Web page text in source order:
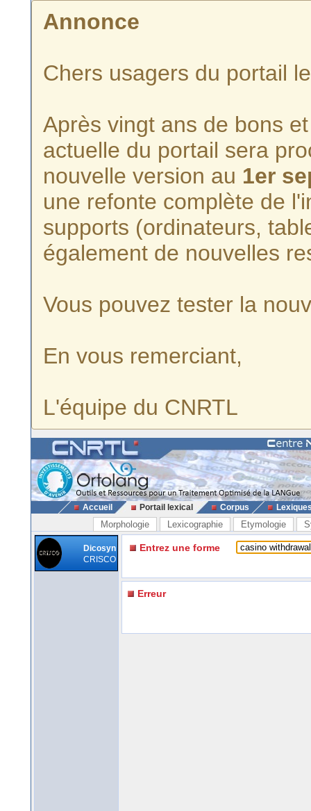
Annonce
Chers usagers du portail
Après vingt ans de bons
actuelle du portail sera
nouvelle version au 1er
une refonte complète de
supports (ordinateurs,
également de nouvelles
Vous pouvez tester la
En vous remerciant,
L'équipe du CNRTL
Accueil Portail lexical Corpus
Morphologie Lexicographie Etymologie
Dicosyn
CRISCO
Entrez une forme
Erreur